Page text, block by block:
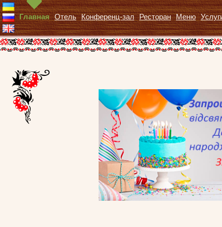
Главная Отель Конференц-зал Ресторан Меню